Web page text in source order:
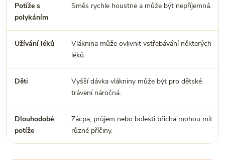
Potíže s
polykáním
Směs rychle houstne a může být nepříjemná.
Užívání léků
Vláknina může ovlivnit vstřebávání některých
léků.
Děti
Vyšší dávka vlákniny může být pro dětské
trávení náročná.
Dlouhodobé
potíže
Zácpa, průjem nebo bolesti břicha mohou mít
různé příčiny.